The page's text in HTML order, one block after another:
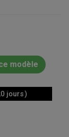
modèle
jours )